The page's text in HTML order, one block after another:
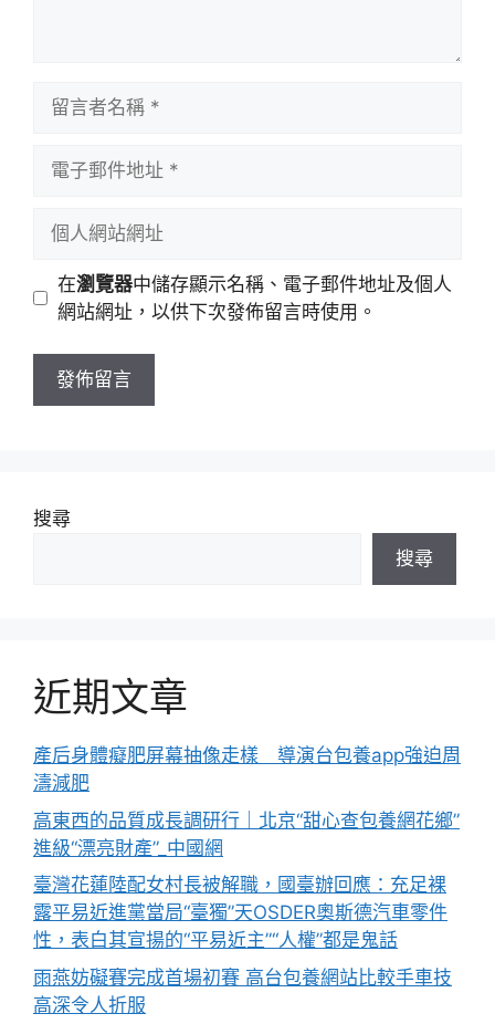
址
站
址
在瀏覽器中儲存顯示名稱、電子郵件地址及個人
網站網址，以供下次發佈留言時使用。
搜尋
搜尋
近期文章
產后身體癡肥屏幕抽像走樣 導演台包養app強迫周
濤減肥
高東西的品質成長調研行｜北京“甜心查包養網花鄉”
進級“漂亮財產”_中國網
臺灣花蓮陸配女村長被解職，國臺辦回應：充足裸
露平易近進黨當局“臺獨”天OSDER奧斯德汽車零件
性，表白其宣揚的“平易近主”“人權”都是鬼話
雨燕妨礙賽完成首場初賽 高台包養網站比較手車技
高深令人折服